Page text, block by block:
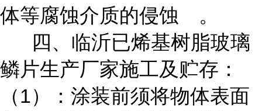
体等腐蚀介质的侵蚀 。
四、临沂已烯基树脂玻璃
鳞片生产厂家施工及贮存：
（1）：涂装前须将物体表面